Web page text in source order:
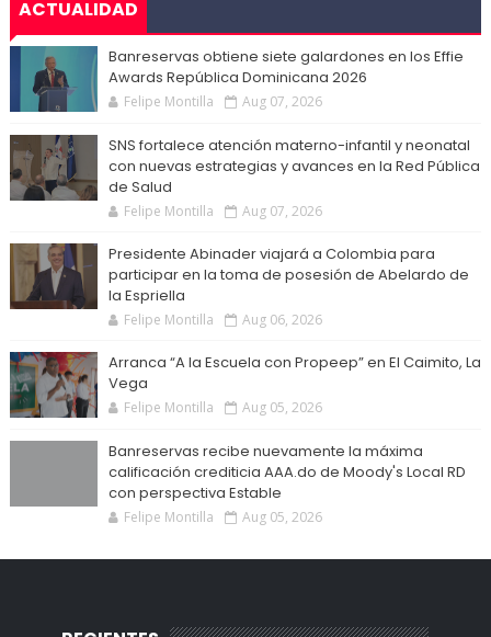
ACTUALIDAD
Banreservas obtiene siete galardones en los Effie
Awards República Dominicana 2026
Felipe Montilla Aug 07, 2026
SNS fortalece atención materno-infantil y neonatal
con nuevas estrategias y avances en la Red Pública
de Salud
Felipe Montilla Aug 07, 2026
Presidente Abinader viajará a Colombia para
participar en la toma de posesión de Abelardo de
la Espriella
Felipe Montilla Aug 06, 2026
Arranca “A la Escuela con Propeep” en El Caimito, La
Vega
Felipe Montilla Aug 05, 2026
Banreservas recibe nuevamente la máxima
calificación crediticia AAA.do de Moody's Local RD
con perspectiva Estable
Felipe Montilla Aug 05, 2026